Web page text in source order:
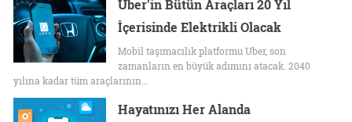
Uber’in Bütün Araçları 20 Yıl
İçerisinde Elektrikli Olacak
Mobil taşımacılık platformu Uber, son
zamanların en büyük adımını atacak. 2040
yılına kadar tüm araçlarının…
Hayatınızı Her Alanda